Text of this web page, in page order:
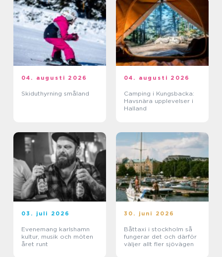
04. augusti 2026
Skiduthyrning småland
04. augusti 2026
Camping i Kungsbacka:
Havsnära upplevelser i
Halland
03. juli 2026
Evenemang karlshamn
kultur, musik och möten
året runt
30. juni 2026
Båttaxi i stockholm så
fungerar det och därför
väljer allt fler sjövägen